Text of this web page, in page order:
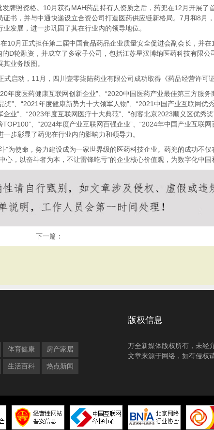
照资格。10月获得MAH药品持有人资质之后，药兜在12月开展了
书，并与中通快递设立合资公司打造医药供应链新格局。7月和8月
发展，进一步巩固了其在行业内的领导地位。
月正式担任第二届中国食品药品企业质量安全促进会副会长，并在
D轮融资，并成立了多家子公司，包括江苏星汉博纳医药科技有限公
业务版图。
动，11月，四川壹零柒陆药业有限公司成功取得《药品经营许可证
度医药健康互联网创新企业”、“2020中国医药产业最佳第三方服务
”、“2021年度健康新势力十大领军人物”、“2021中国产业互联网优
业”、“2023年度互联网医疗十大典范”、“创客北京2023顺义区优秀
、“2024年度产业互联网百强企业”、“2024年中国产业互联网
步彰显了药兜在行业内的影响力和领导力。
使命，努力建设成为一家世界级的医药科技企业。药兜的成功不仅
，以奋斗者为本，不让雷锋吃亏”的企业核心价值观，为数字化中国
下一篇：
体育健康 房产家居
生活百科 热点新闻
版权信息
万全新媒体版权所有，未经
文章来源于网络，如有侵权